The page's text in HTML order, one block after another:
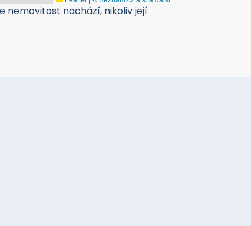
nemovitost nachází, nikoliv její